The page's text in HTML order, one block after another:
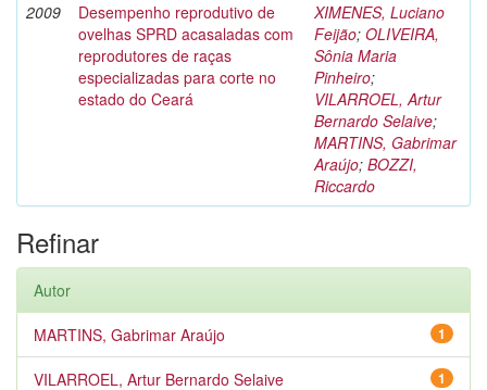
2009
Desempenho reprodutivo de
ovelhas SPRD acasaladas com
reprodutores de raças
especializadas para corte no
estado do Ceará
XIMENES, Luciano
Feijão; OLIVEIRA,
Sônia Maria
Pinheiro;
VILARROEL, Artur
Bernardo Selaive;
MARTINS, Gabrimar
Araújo; BOZZI,
Riccardo
Refinar
Autor
1
MARTINS, Gabrimar Araújo
1
VILARROEL, Artur Bernardo Selaive